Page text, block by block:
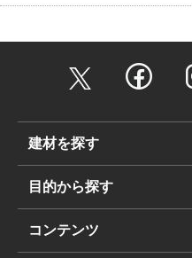
建材を探す
目的から探す
コンテンツ